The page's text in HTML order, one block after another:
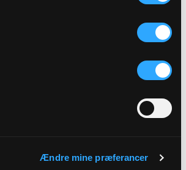
som du finder i bunden af vores
Ændre mine præferancer